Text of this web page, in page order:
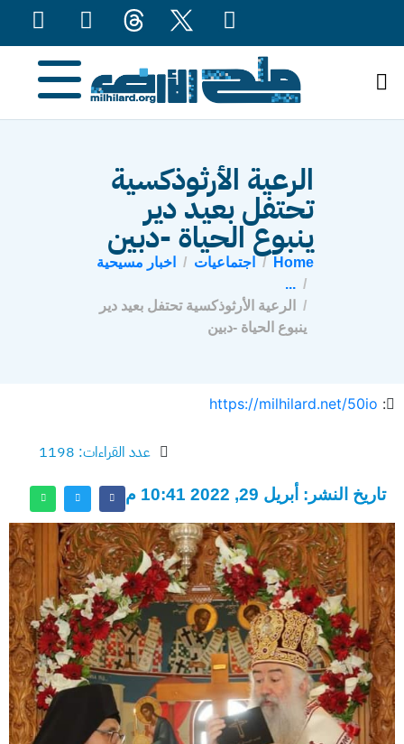
الرعية الأرثوذكسية
تحتفل بعيد دير
ينبوع الحياة -دبين
Home اجتماعيات
اخبار مسيحية
...
الرعية الأرثوذكسية تحتفل بعيد دير
ينبوع الحياة -دبين
:
https://milhilard.net/50io
عدد القراءات: 1198
تاريخ النشر: أبريل 29, 2022 10:41 م